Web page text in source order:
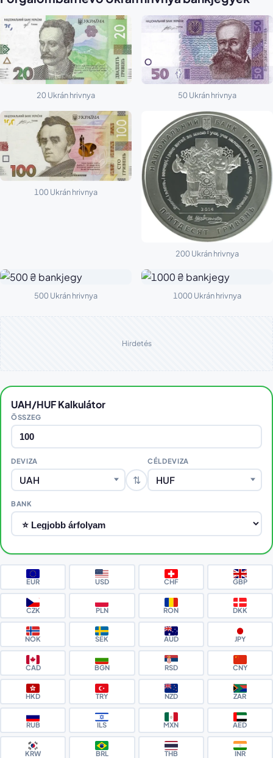
20 Ukrán hrivnya 50 Ukrán hrivnya
100 Ukrán hrivnya
200 Ukrán hrivnya
500 Ukrán hrivnya 1000 Ukrán hrivnya
Hirdetés
UAH/HUF Kalkulátor
ÖSSZEG
DEVIZA
UAH ⇅
CÉLDEVIZA
HUF
BANK
EUR USD CHF GBP
CZK PLN RON DKK
NOK SEK AUD JPY
CAD BGN RSD CNY
HKD TRY NZD ZAR
RUB ILS MXN AED
KRW BRL THB INR